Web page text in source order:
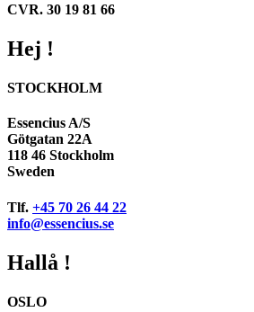
CVR. 30 19 81 66
Hej !
STOCKHOLM
Essencius A/S
Götgatan 22A
118 46 Stockholm
Sweden
Tlf. +45 70 26 44 22
info@essencius.se
Hallå !
OSLO